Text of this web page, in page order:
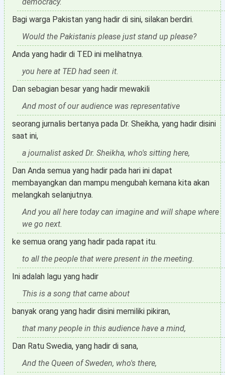
Bagi warga Pakistan yang hadir di sini, silakan berdiri.
Would the Pakistanis please just stand up please?
Anda yang hadir di TED ini melihatnya.
you here at TED had seen it.
Dan sebagian besar yang hadir mewakili
And most of our audience was representative
seorang jurnalis bertanya pada Dr. Sheikha, yang hadir disini
saat ini,
a journalist asked Dr. Sheikha, who's sitting here,
Dan Anda semua yang hadir pada hari ini dapat
membayangkan dan mampu mengubah kemana kita akan
melangkah selanjutnya.
And you all here today can imagine and will shape where
we go next.
ke semua orang yang hadir pada rapat itu.
to all the people that were present in the meeting.
Ini adalah lagu yang hadir
This is a song that came about
banyak orang yang hadir disini memiliki pikiran,
that many people in this audience have a mind,
Dan Ratu Swedia, yang hadir di sana,
And the Queen of Sweden, who's there,